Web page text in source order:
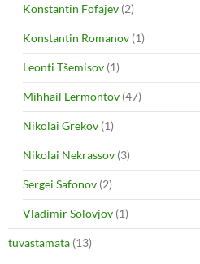
Konstantin Fofajev (2)
Konstantin Romanov (1)
Leonti Tšemisov (1)
Mihhail Lermontov (47)
Nikolai Grekov (1)
Nikolai Nekrassov (3)
Sergei Safonov (2)
Vladimir Solovjov (1)
tuvastamata (13)